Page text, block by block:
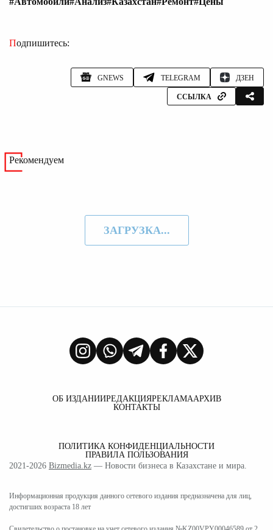
Подпишитесь:
GNEWS TELEGRAM ДЗЕН
ССЫЛКА
Рекомендуем
ЗАГРУЗКА...
ОБ ИЗДАНИИРЕДАКЦИЯРЕКЛАМААРХИВ
КОНТАКТЫ
ПОЛИТИКА КОНФИДЕНЦИАЛЬНОСТИ
ПРАВИЛА ПОЛЬЗОВАНИЯ
2021-2026 Bizmedia.kz — Новости бизнеса в Казахстане и мира.
Информационная продукция данного сетевого издания предназначена для лиц,
достигших возраста 18 лет